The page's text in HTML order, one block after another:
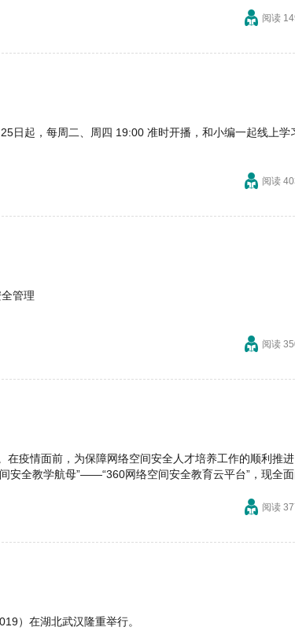
阅读
日起，每周二、周四 19:00 准时开播，和小编一起线上学
阅读
管理
阅读
疫情面前，为保障网络空间安全人才培养工作的顺利推
安全教学航母”——“360网络空间安全教育云平台”，现全面
阅读
）在湖北武汉隆重举行。